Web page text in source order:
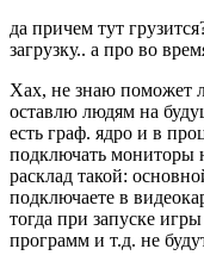
да причем тут
загрузку.. а про во
Хах, не знаю поможет
оставлю людям на
есть граф. ядро и в
подключать мониторы
расклад такой:
подключаете в
тогда при запуске
программ и т.д. не